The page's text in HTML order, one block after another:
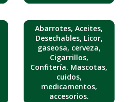
Abarrotes, Aceites,
Desechables, Licor,
gaseosa, cerveza,
Cigarrillos,
Confitería. Mascotas,
cuidos,
medicamentos,
accesorios.